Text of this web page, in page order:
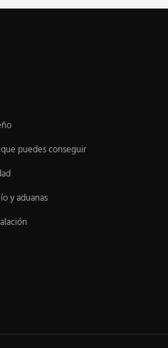
puedes conseguir
y aduanas